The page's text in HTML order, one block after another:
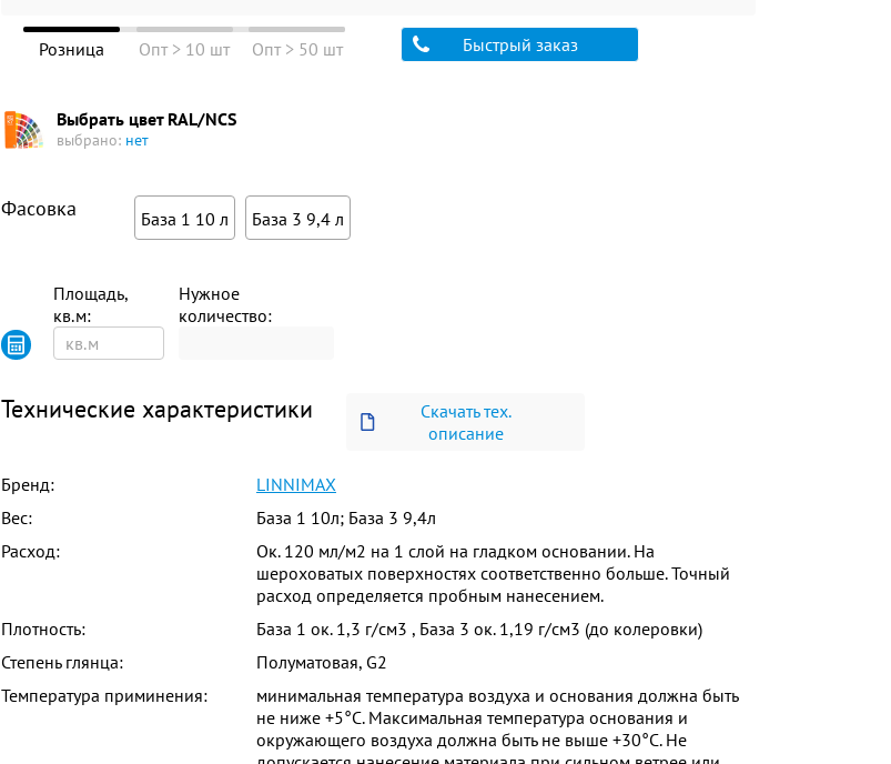
Быстрый заказ
Розница Опт > 10 шт Опт > 50 шт
Выбрать цвет RAL/NCS
выбрано: нет
Фасовка База 1 10 л База 3 9,4 л
Площадь,
кв.м:
Нужное
количество:
Технические характеристики
Скачать тех.
описание
Бренд:
LINNIMAX
Вес:
База 1 10л; База 3 9,4л
Расход:
Ок. 120 мл/м2 на 1 слой на гладком основании. На
шероховатых поверхностях соответственно больше. Точный
расход определяется пробным нанесением.
Плотность:
База 1 ок. 1,3 г/см3 , База 3 ок. 1,19 г/см3 (до колеровки)
Степень глянца:
Полуматовая, G2
Температура приминения:
минимальная температура воздуха и основания должна быть
не ниже +5°C. Максимальная температура основания и
окружающего воздуха должна быть не выше +30°C. Не